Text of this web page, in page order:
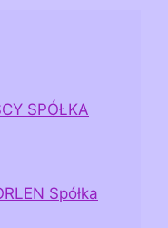
SPÓŁKA
Spółka